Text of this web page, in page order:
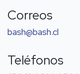
Correos
bash@bash.cl
Teléfonos